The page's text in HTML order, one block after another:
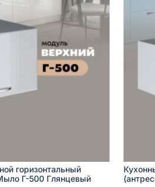
горизонтальный
Г-500 Глянцевый